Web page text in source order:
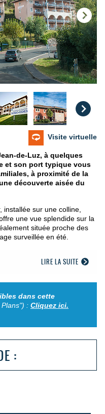
Visite virtuelle
de-Luz, à quelques
et son port typique vous
à proximité de la
découverte aisée du
installée sur une colline,
une vue splendide sur la
située proche des
surveillée en été.
LIRE LA SUITE
dans cette
: Cliquez ici.
: